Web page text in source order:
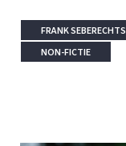
FRANK SEBERECHTS
NON-FICTIE